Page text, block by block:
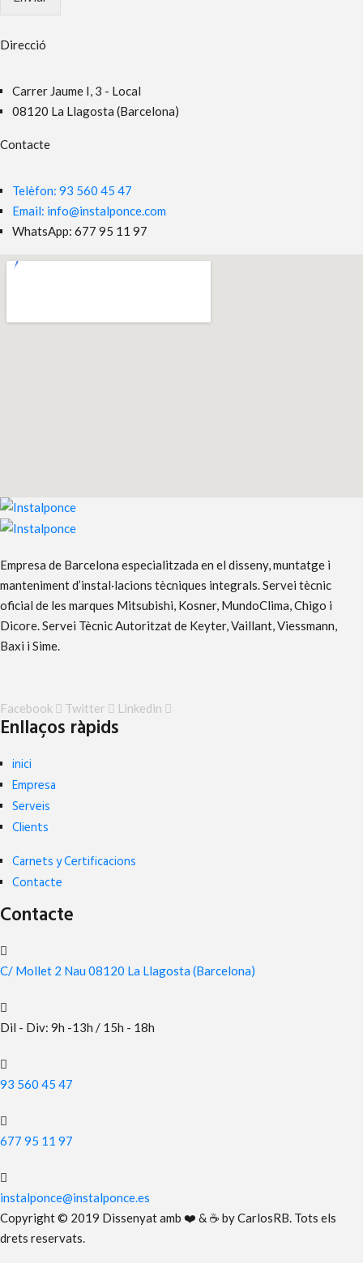
Direcció
Carrer Jaume I, 3 - Local
08120 La Llagosta (Barcelona)
Contacte
Telèfon: 93 560 45 47
Email: info@instalponce.com
WhatsApp: 677 95 11 97
Empresa de Barcelona especialitzada en el disseny, muntatge i
manteniment d’instal·lacions tècniques integrals. Servei tècnic
oficial de les marques Mitsubishi, Kosner, MundoClima, Chigo i
Dicore. Servei Tècnic Autoritzat de Keyter, Vaillant, Viessmann,
Baxi i Sime.
Facebook Twitter Linkedin
Enllaços ràpids
inici
Empresa
Serveis
Clients
Carnets y Certificacions
Contacte
Contacte
C/ Mollet 2 Nau 08120 La Llagosta (Barcelona)
Dil - Div: 9h -13h / 15h - 18h
93 560 45 47
677 95 11 97
instalponce@instalponce.es
Copyright © 2019 Dissenyat amb ❤️ & ☕ by CarlosRB. Tots els
drets reservats.